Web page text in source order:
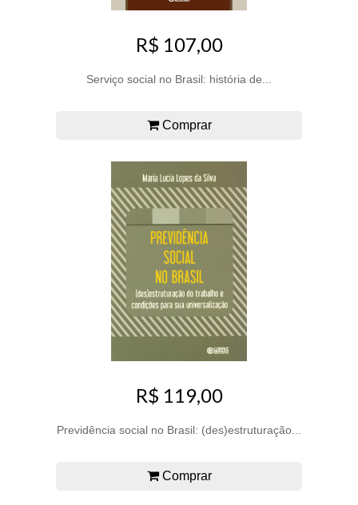
R$ 107,00
Serviço social no Brasil: história de...
Comprar
R$ 119,00
Previdência social no Brasil: (des)estruturação...
Comprar